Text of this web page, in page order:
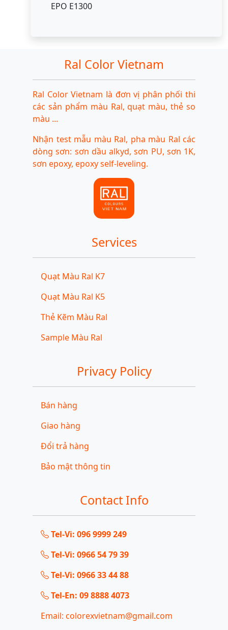
EPO E1300
Ral Color Vietnam
Ral Color Vietnam là đơn vị phân phối thi
các sản phẩm màu Ral, quạt màu, thẻ so
màu ...
Nhận test mẫu màu Ral, pha màu Ral các
dòng sơn: sơn dầu alkyd, sơn PU, sơn 1K,
sơn epoxy, epoxy self-leveling.
Services
Quạt Màu Ral K7
Quạt Màu Ral K5
Thẻ Kẽm Màu Ral
Sample Màu Ral
Privacy Policy
Bán hàng
Giao hàng
Đổi trả hàng
Bảo mật thông tin
Contact Info
Tel-Vi: 096 9999 249
Tel-Vi: 0966 54 79 39
Tel-Vi: 0966 33 44 88
Tel-En: 09 8888 4073
Email: colorexvietnam@gmail.com